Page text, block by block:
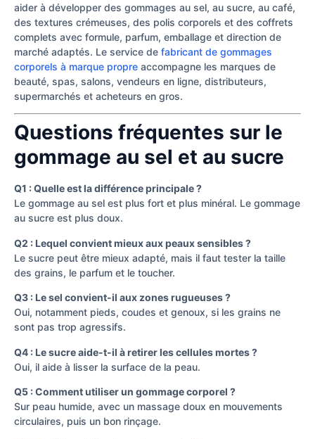
aider à développer des gommages au sel, au sucre, au café,
des textures crémeuses, des polis corporels et des coffrets
complets avec formule, parfum, emballage et direction de
marché adaptés. Le service de fabricant de gommages
corporels à marque propre accompagne les marques de
beauté, spas, salons, vendeurs en ligne, distributeurs,
supermarchés et acheteurs en gros.
Questions fréquentes sur le
gommage au sel et au sucre
Q1 : Quelle est la différence principale ?
Le gommage au sel est plus fort et plus minéral. Le gommage
au sucre est plus doux.
Q2 : Lequel convient mieux aux peaux sensibles ?
Le sucre peut être mieux adapté, mais il faut tester la taille
des grains, le parfum et le toucher.
Q3 : Le sel convient-il aux zones rugueuses ?
Oui, notamment pieds, coudes et genoux, si les grains ne
sont pas trop agressifs.
Q4 : Le sucre aide-t-il à retirer les cellules mortes ?
Oui, il aide à lisser la surface de la peau.
Q5 : Comment utiliser un gommage corporel ?
Sur peau humide, avec un massage doux en mouvements
circulaires, puis un bon rinçage.